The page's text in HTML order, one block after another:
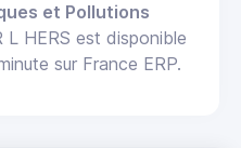
et Pollutions
L HERS est disponible
sur France ERP.